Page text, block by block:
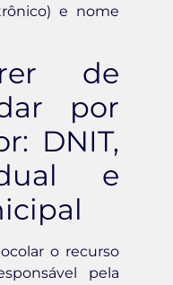
e nome
de
por
DNIT,
e
o recurso
pela